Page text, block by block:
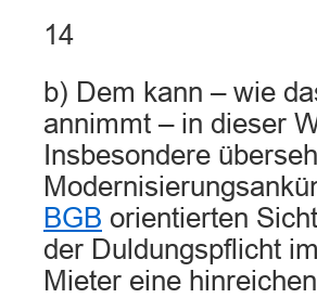
14
b) Dem kann – wie
annimmt – in dieser
Insbesondere
BGB orientierten
der Duldungspflicht
Mieter eine